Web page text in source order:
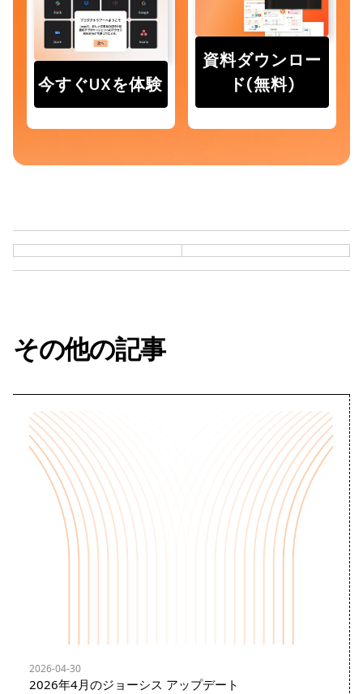
今すぐUXを体験
資料ダウンロー
ド(無料)
その他の記事
2026-04-30
2026年4月のジョーシス アップデート